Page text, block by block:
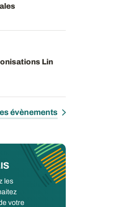
Lin
évènements
les
votre